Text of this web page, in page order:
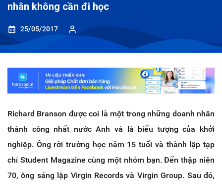
nhân không cần đi học
25/05/2017
Richard Branson được coi là một trong những doanh nhân
thành công nhất nước Anh và là biểu tượng của khởi
nghiệp. Ông rời trường học năm 15 tuổi và thành lập tạp
chí Student Magazine cùng một nhóm bạn. Đến thập niên
70, ông sáng lập Virgin Records và Virgin Group. Sau đó,